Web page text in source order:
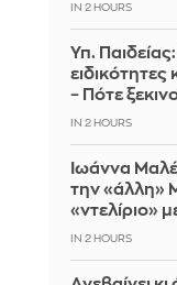
IN 2 HOURS
Υπ.
– Πότε
IN 2 HOURS
Ιωάννα
την «άλλη»
«ντελίριο»
IN 2 HOURS